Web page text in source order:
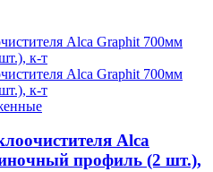
Alca
профиль (2 шт.),